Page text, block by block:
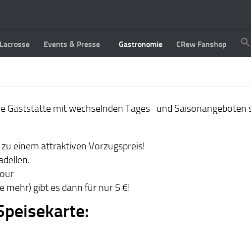
Lacrosse Events & Presse Gastronomie CRew Fanshop
Gaststätte mit wechselnden Tages- und Saisonangeboten
einem attraktiven Vorzugspreis!
mehr) gibt es dann für nur 5 €!